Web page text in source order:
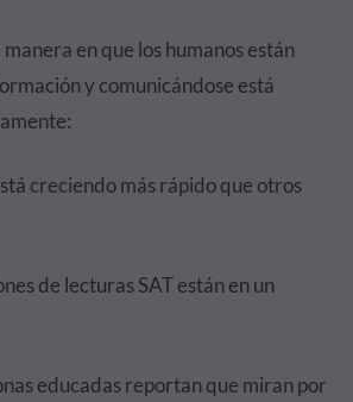
en que los humanos están
y comunicándose está
creciendo más rápido que otros
de lecturas SAT están en un
educadas reportan que miran por